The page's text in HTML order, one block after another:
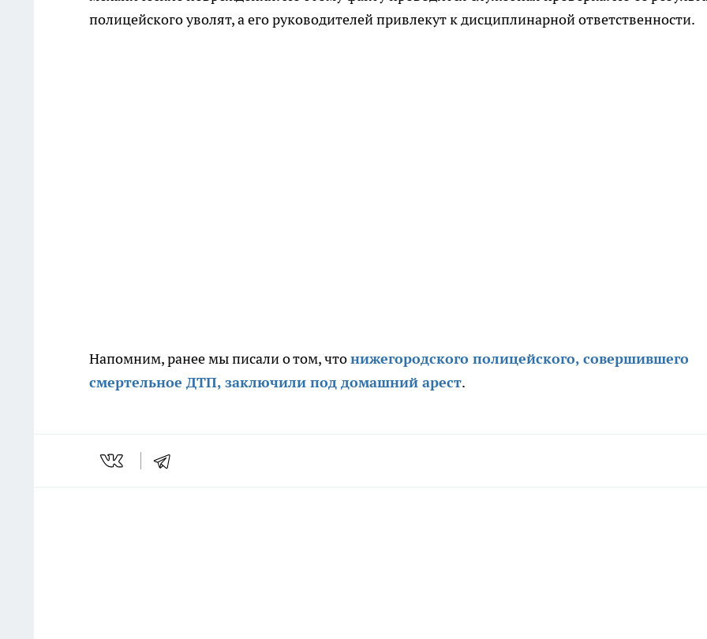
полицейского уволят, а его руководителей привлекут к дисциплинарной ответственности.
Напомним, ранее мы писали о том, чтонижегородского полицейского, совершившего
смертельное ДТП, заключили под домашний арест.